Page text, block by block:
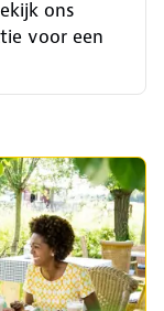
ons
voor een